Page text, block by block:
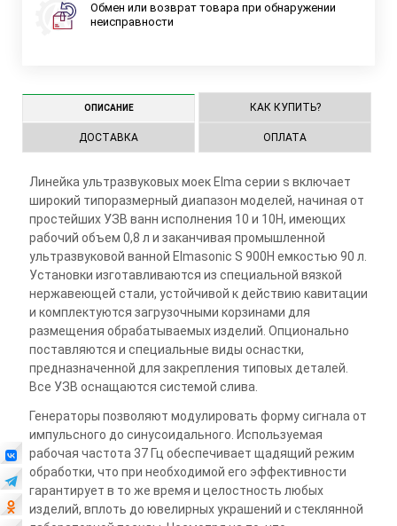
Обмен или возврат товара при обнаружении
неисправности
ОПИСАНИЕ КАК КУПИТЬ?
ДОСТАВКА ОПЛАТА
Линейка ультразвуковых моек Elma серии s включает
широкий типоразмерный диапазон моделей, начиная от
простейших УЗВ ванн исполнения 10 и 10H, имеющих
рабочий объем 0,8 л и заканчивая промышленной
ультразвуковой ванной Elmasonic S 900Н емкостью 90 л.
Установки изготавливаются из специальной вязкой
нержавеющей стали, устойчивой к действию кавитации
и комплектуются загрузочными корзинами для
размещения обрабатываемых изделий. Опционально
поставляются и специальные виды оснастки,
предназначенной для закрепления типовых деталей.
Все УЗВ оснащаются системой слива.
Генераторы позволяют модулировать форму сигнала от
импульсного до синусоидального. Используемая
рабочая частота 37 Гц обеспечивает щадящий режим
обработки, что при необходимой его эффективности
гарантирует в то же время и целостность любых
изделий, вплоть до ювелирных украшений и стеклянной